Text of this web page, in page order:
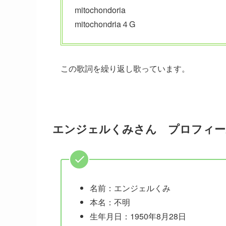
mitochondoria
mitochondria４G
この歌詞を繰り返し歌っています。
エンジェルくみさん プロフィ
名前：エンジェルくみ
本名：不明
生年月日：1950年8月28日